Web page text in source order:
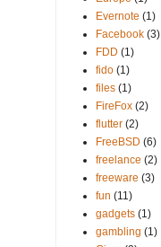
Evernote (1)
Facebook (3)
FDD (1)
fido (1)
files (1)
FireFox (2)
flutter (2)
FreeBSD (6)
freelance (2)
freeware (3)
fun (11)
gadgets (1)
gambling (1)